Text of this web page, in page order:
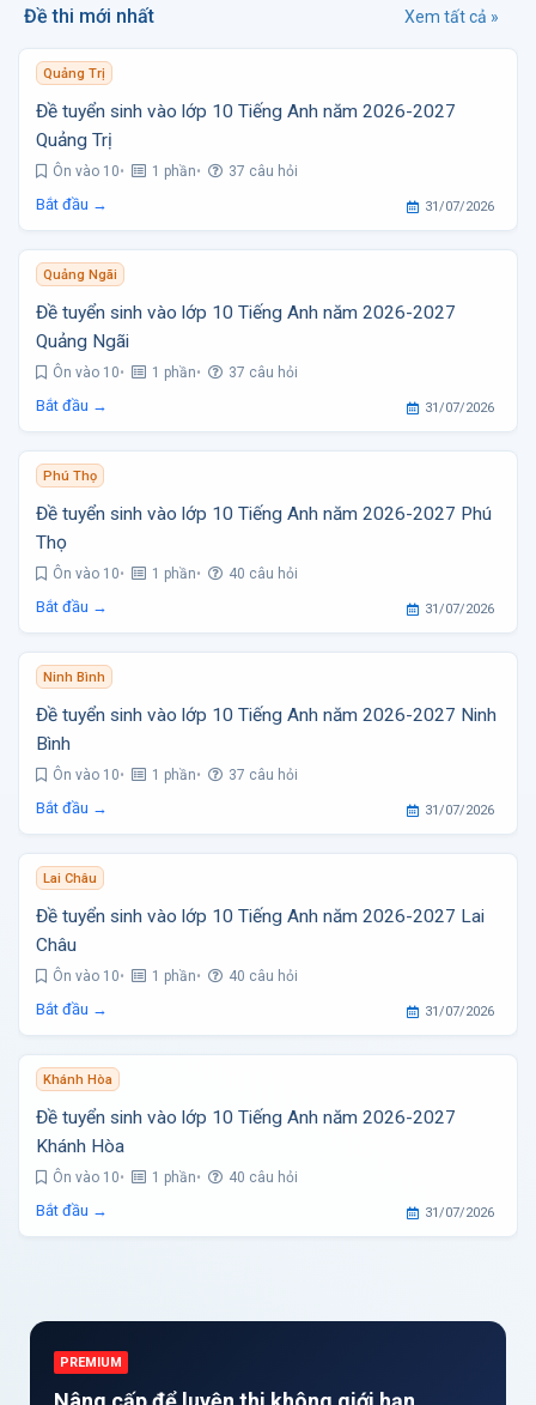
Đề thi mới nhất Xem tất cả »
Quảng Trị
Đề tuyển sinh vào lớp 10 Tiếng Anh năm 2026-2027
Quảng Trị
Ôn vào 10 1 phần 37 câu hỏi
Bắt đầu → 31/07/2026
Quảng Ngãi
Đề tuyển sinh vào lớp 10 Tiếng Anh năm 2026-2027
Quảng Ngãi
Ôn vào 10 1 phần 37 câu hỏi
Bắt đầu → 31/07/2026
Phú Thọ
Đề tuyển sinh vào lớp 10 Tiếng Anh năm 2026-2027 Phú
Thọ
Ôn vào 10 1 phần 40 câu hỏi
Bắt đầu → 31/07/2026
Ninh Bình
Đề tuyển sinh vào lớp 10 Tiếng Anh năm 2026-2027 Ninh
Bình
Ôn vào 10 1 phần 37 câu hỏi
Bắt đầu → 31/07/2026
Lai Châu
Đề tuyển sinh vào lớp 10 Tiếng Anh năm 2026-2027 Lai
Châu
Ôn vào 10 1 phần 40 câu hỏi
Bắt đầu → 31/07/2026
Khánh Hòa
Đề tuyển sinh vào lớp 10 Tiếng Anh năm 2026-2027
Khánh Hòa
Ôn vào 10 1 phần 40 câu hỏi
Bắt đầu → 31/07/2026
PREMIUM